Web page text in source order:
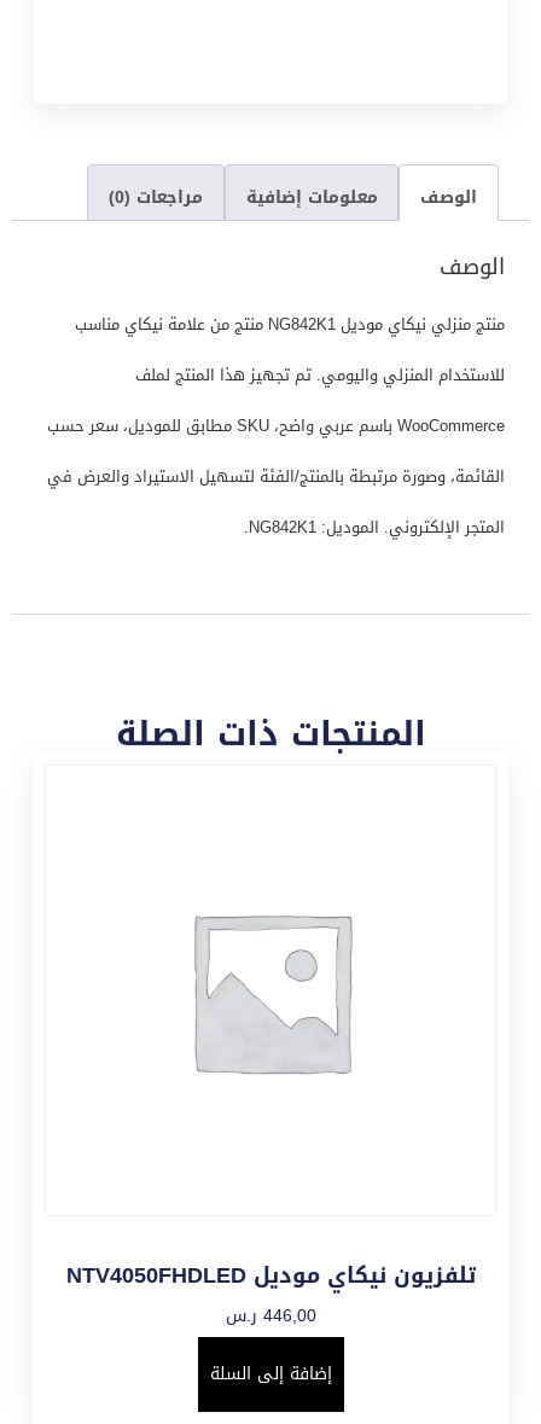
الوصف معلومات إضافية مراجعات (0)
الوصف
منتج منزلي نيكاي موديل NG842K1 منتج من علامة نيكاي مناسب
للاستخدام المنزلي واليومي. تم تجهيز هذا المنتج لملف
WooCommerce باسم عربي واضح، SKU مطابق للموديل، سعر حسب
القائمة، وصورة مرتبطة بالمنتج/الفئة لتسهيل الاستيراد والعرض في
المتجر الإلكتروني. الموديل: NG842K1.
المنتجات ذات الصلة
تلفزيون نيكاي موديل NTV4050FHDLED
446,00 ر.س
إضافة إلى السلة